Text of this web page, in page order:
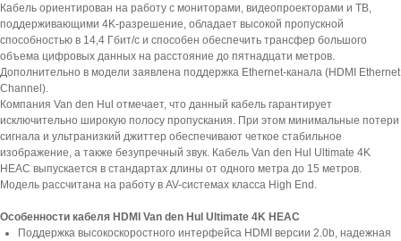
Кабель ориентирован на работу с мониторами, видеопроекторами и ТВ,
поддерживающими 4K-разрешение, обладает высокой пропускной
способностью в 14,4 Гбит/с и способен обеспечить трансфер большого
объема цифровых данных на расстояние до пятнадцати метров.
Дополнительно в модели заявлена поддержка Ethernet-канала (HDMI Ethernet
Channel).
Компания Van den Hul отмечает, что данный кабель гарантирует
исключительно широкую полосу пропускания. При этом минимальные потери
сигнала и ультранизкий джиттер обеспечивают четкое стабильное
изображение, а также безупречный звук. Кабель Van den Hul Ultimate 4K
HEAC выпускается в стандартах длины от одного метра до 15 метров.
Модель рассчитана на работу в AV-системах класса High End.
Особенности кабеля HDMI Van den Hul Ultimate 4K HEAC
Поддержка высокоскоростного интерфейса HDMI версии 2.0b, надежная